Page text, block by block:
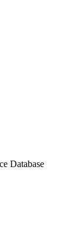
Database